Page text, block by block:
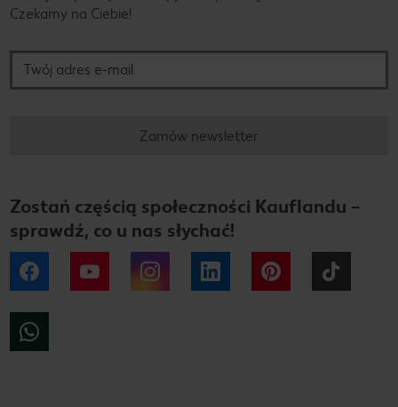
Czekamy na Ciebie!
Zamów newsletter
Zostań częścią społeczności Kauflandu –
sprawdź, co u nas słychać!
Facebook YouTube Instagram LinkedIn Pinterest